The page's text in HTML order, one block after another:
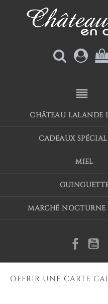
(0)
reorder
CHÂTEAU LALANDE
CADEAUX
MIEL
MARCHÉ NOCTURNE
OFFRIR UNE CARTE